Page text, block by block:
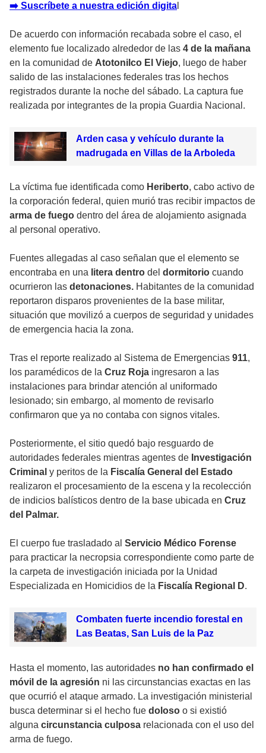
➡️ Suscríbete a nuestra edición digita
De acuerdo con información recabada sobre el caso, el
elemento fue localizado alrededor de las 4 de la mañana
en la comunidad de Atotonilco El Viejo, luego de haber
salido de las instalaciones federales tras los hechos
registrados durante la noche del sábado. La captura fue
realizada por integrantes de la propia Guardia Nacional.
Arden casa y vehículo durante la
madrugada en Villas de la Arboleda
La víctima fue identificada como Heriberto, cabo activo de
la corporación federal, quien murió tras recibir impactos de
arma de fuego dentro del área de alojamiento asignada
al personal operativo.
Fuentes allegadas al caso señalan que el elemento se
encontraba en una litera dentro del dormitorio cuando
ocurrieron las detonaciones. Habitantes de la comunidad
reportaron disparos provenientes de la base militar,
situación que movilizó a cuerpos de seguridad y unidades
de emergencia hacia la zona.
Tras el reporte realizado al Sistema de Emergencias 911,
los paramédicos de la Cruz Roja ingresaron a las
instalaciones para brindar atención al uniformado
lesionado; sin embargo, al momento de revisarlo
confirmaron que ya no contaba con signos vitales.
Posteriormente, el sitio quedó bajo resguardo de
autoridades federales mientras agentes de Investigación
Criminal y peritos de la Fiscalía General del Estado
realizaron el procesamiento de la escena y la recolección
de indicios balísticos dentro de la base ubicada en Cruz
del Palmar.
El cuerpo fue trasladado al Servicio Médico Forense
para practicar la necropsia correspondiente como parte de
la carpeta de investigación iniciada por la Unidad
Especializada en Homicidios de la Fiscalía Regional D.
Combaten fuerte incendio forestal en
Las Beatas, San Luis de la Paz
Hasta el momento, las autoridades no han confirmado el
móvil de la agresión ni las circunstancias exactas en las
que ocurrió el ataque armado. La investigación ministerial
busca determinar si el hecho fue doloso o si existió
alguna circunstancia culposa relacionada con el uso del
arma de fuego.